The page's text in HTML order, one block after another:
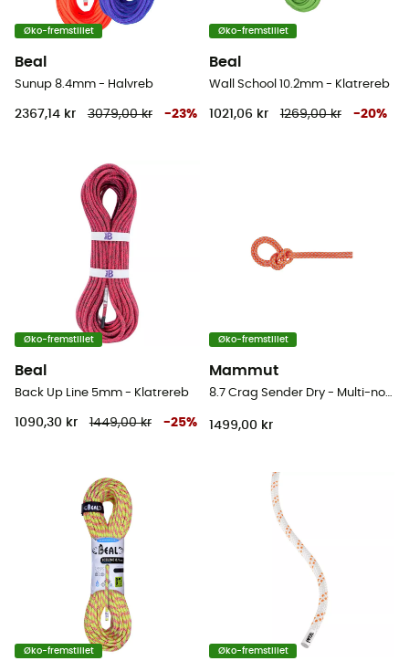
Øko-fremstillet
Beal
Sunup 8.4mm - Halvreb
2367,14 kr 3079,00 kr -23%
Øko-fremstillet
Beal
Wall School 10.2mm - Klatrereb
1021,06 kr 1269,00 kr -20%
Øko-fremstillet
Beal
Back Up Line 5mm - Klatrereb
1090,30 kr 1449,00 kr -25%
Øko-fremstillet
Mammut
8.7 Crag Sender Dry - Multi-norm reb
1499,00 kr
Øko-fremstillet Øko-fremstillet